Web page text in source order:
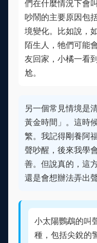
們在什麼情況下會
吵鬧的主要原因包
境變化。比如說，
陌生人，牠們可能
友回家，小橘一看
尬。
另一個常見情境是
黃金時間」。這時
繁。我記得剛養阿
聲吵醒，後來我學
善。但說真的，這
還是會想辦法弄出聲
小太陽鸚鵡的叫
種，包括尖銳的